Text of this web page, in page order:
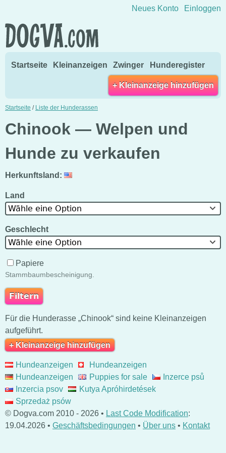
Direkt zum Inhalt wechseln
Neues Konto Einloggen
Startseite Kleinanzeigen Zwinger Hunderegister
+ Kleinanzeige hinzufügen
Startseite / Liste der Hunderassen
Chinook — Welpen und
Hunde zu verkaufen
Herkunftsland:
Land
Wähle eine Option
Geschlecht
Wähle eine Option
Papiere
Stammbaumbescheinigung.
Für die Hunderasse „Chinook“ sind keine Kleinanzeigen
aufgeführt.
+ Kleinanzeige hinzufügen
Hundeanzeigen
Hundeanzeigen
Hundeanzeigen
Puppies for sale
Inzerce psů
Inzercia psov
Kutya Apróhirdetések
Sprzedaż psów
© Dogva.com 2010 - 2026 • Last Code Modification:
19.04.2026 • Geschäftsbedingungen • Über uns • Kontakt